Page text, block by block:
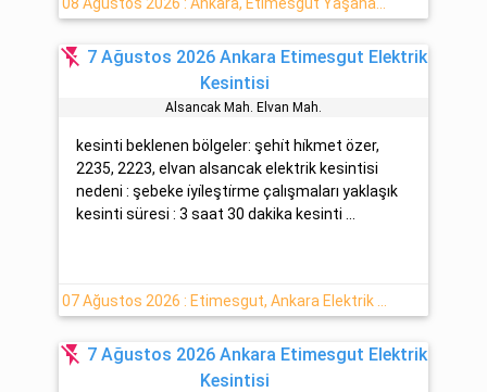
flash_off 7 Ağustos 2026 Ankara Etimesgut Elektrik
Kesintisi
Alsancak Mah. Elvan Mah.
kesinti beklenen bölgeler: şehi̇t hi̇kmet özer,
2235, 2223, elvan alsancak elektrik kesintisi
nedeni : şebeke i̇yi̇leşti̇rme çalışmaları yaklaşık
kesinti süresi : 3 saat 30 dakika kesinti ...
flash_off 7 Ağustos 2026 Ankara Etimesgut Elektrik
Kesintisi